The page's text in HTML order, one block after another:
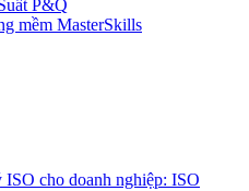
P&Q
mềm MasterSkills